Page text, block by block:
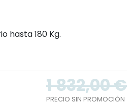
hasta 180 Kg.
1 832,00 €
PRECIO SIN PROMOCIÓN